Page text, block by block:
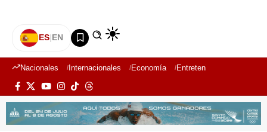
ES|EN
Nacionales Internacionales Economía Entretenimiento